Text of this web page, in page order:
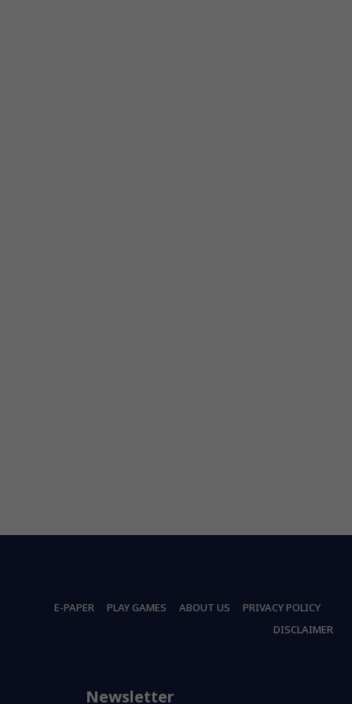
E-PAPER PLAY GAMES ABOUT US
PRIVACY POLICY
DISCLAIMER
Newsletter